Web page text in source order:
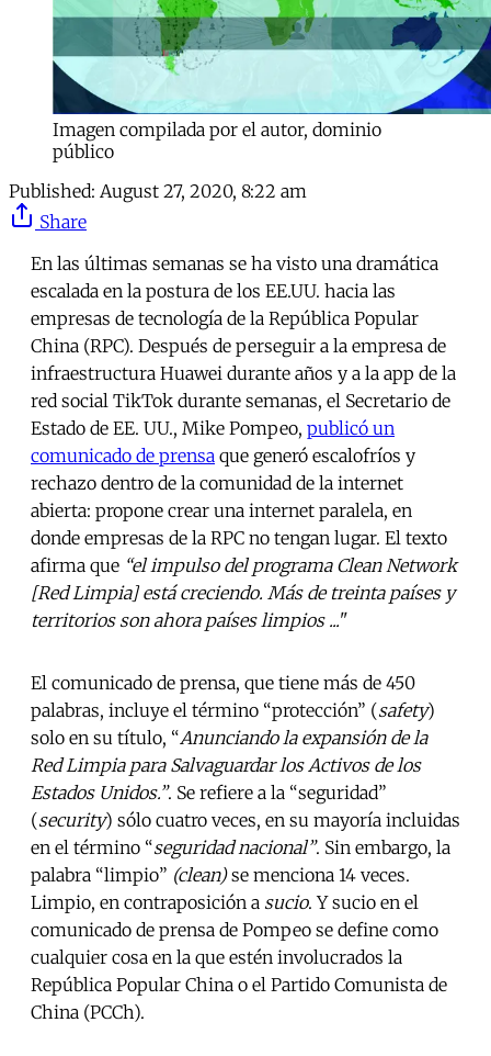
Imagen compilada por el autor, dominio
público
Published: August 27, 2020, 8:22 am
Share
En las últimas semanas se ha visto una dramática
escalada en la postura de los EE.UU. hacia las
empresas de tecnología de la República Popular
China (RPC). Después de perseguir a la empresa de
infraestructura Huawei durante años y a la app de la
red social TikTok durante semanas, el Secretario de
Estado de EE. UU., Mike Pompeo, publicó un
comunicado de prensa que generó escalofríos y
rechazo dentro de la comunidad de la internet
abierta: propone crear una internet paralela, en
donde empresas de la RPC no tengan lugar. El texto
afirma que “el impulso del programa Clean Network
[Red Limpia] está creciendo. Más de treinta países y
territorios son ahora países limpios ..."
El comunicado de prensa, que tiene más de 450
palabras, incluye el término “protección” (safety)
solo en su título, “Anunciando la expansión de la
Red Limpia para Salvaguardar los Activos de los
Estados Unidos.”. Se refiere a la “seguridad”
(security) sólo cuatro veces, en su mayoría incluidas
en el término “seguridad nacional”. Sin embargo, la
palabra “limpio” (clean)se menciona 14 veces.
Limpio, en contraposición a sucio. Y sucio en el
comunicado de prensa de Pompeo se define como
cualquier cosa en la que estén involucrados la
República Popular China o el Partido Comunista de
China (PCCh).